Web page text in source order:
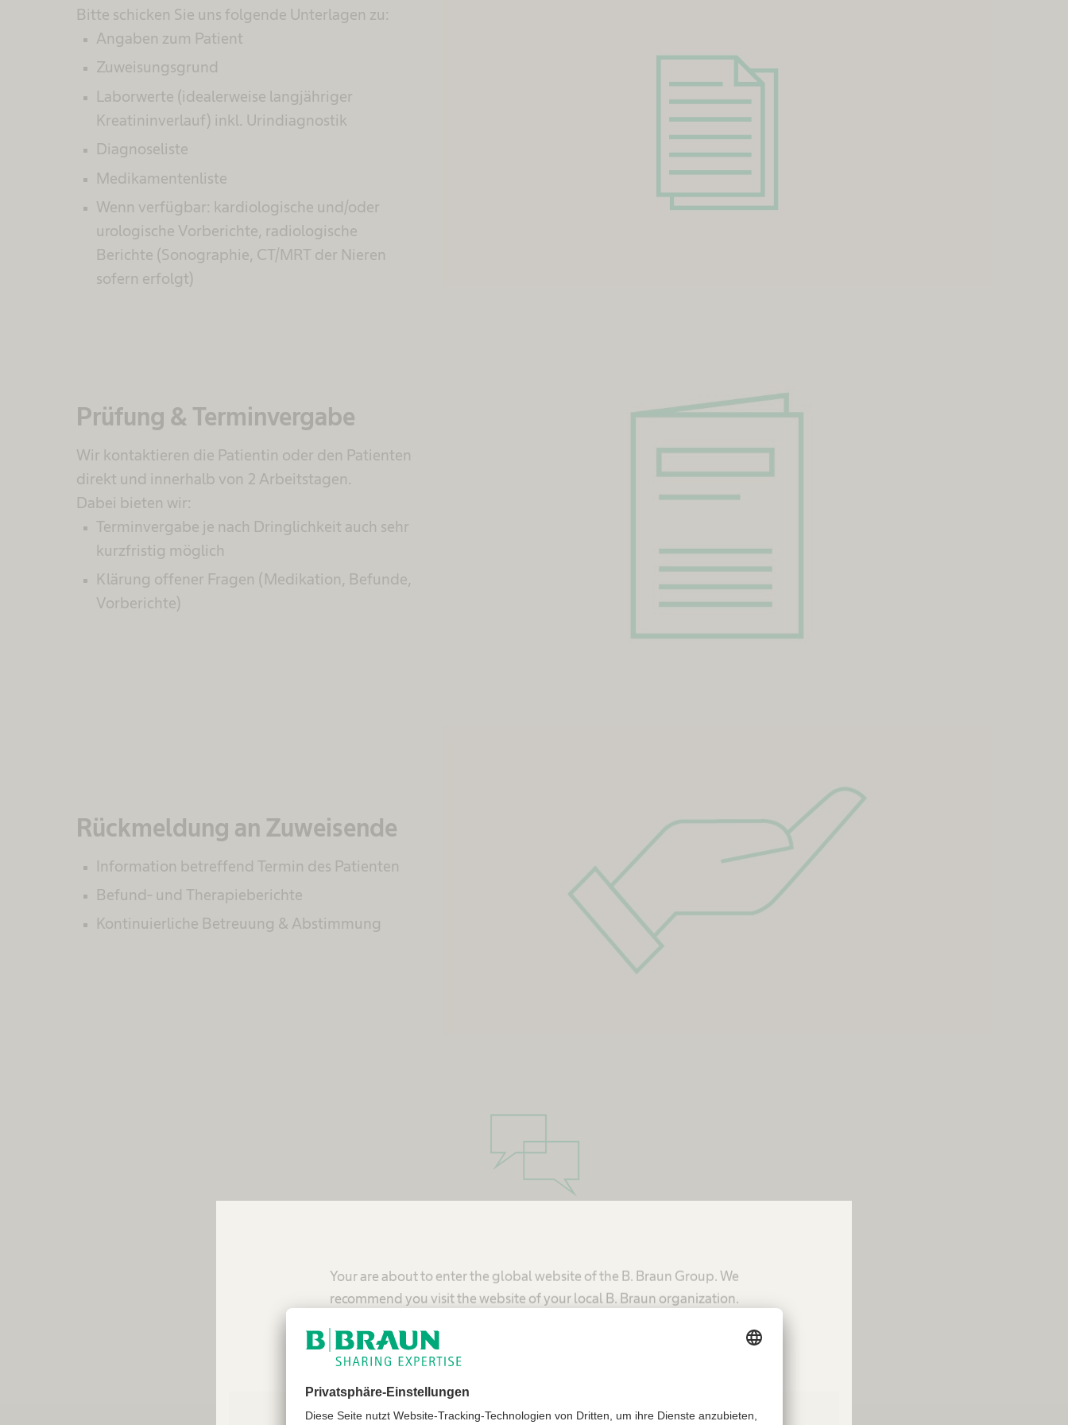
Your are about to enter the global website of the B. Braun Group. We
recommend you visit the website of your local B. Braun organization.
Vereinigte Staaten - B. Braun Medical Inc.
Bitte schicken Sie uns folgende Unterlagen zu:
Angaben zum Patient
Zuweisungsgrund
Laborwerte (idealerweise langjähriger
Kreatininverlauf) inkl. Urindiagnostik
Diagnoseliste
Medikamentenliste
Wenn verfügbar: kardiologische und/oder
urologische Vorberichte, radiologische
Berichte (Sonographie, CT/MRT der Nieren
sofern erfolgt)
Prüfung & Terminvergabe
Wir kontaktieren die Patientin oder den Patienten
direkt und innerhalb von 2 Arbeitstagen.
Dabei bieten wir:
Terminvergabe je nach Dringlichkeit auch sehr
kurzfristig möglich
Klärung offener Fragen (Medikation, Befunde,
Vorberichte)
Rückmeldung an Zuweisende
Information betreffend Termin des Patienten
Befund- und Therapieberichte
Kontinuierliche Betreuung & Abstimmung
praxis-urdorf@hin.ch
+41 44 734 11 77